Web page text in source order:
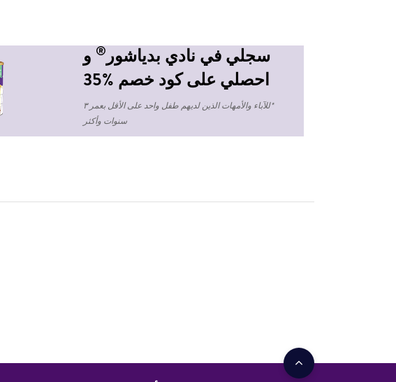
سجلي في نادي بدياشور ® و
احصلي على كود خصم %35
*للآباء والأمهات الذين لديهم طفل واحد على الأقل بعمر ٣
سنوات وأكثر